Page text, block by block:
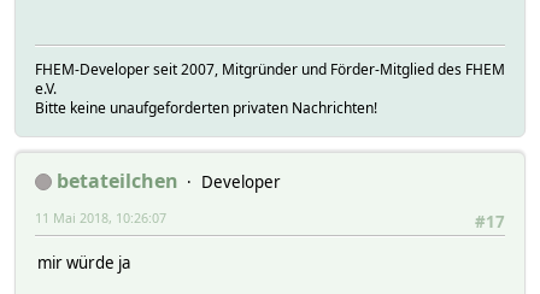
FHEM-Developer seit 2007, Mitgründer und Förder-Mitglied des FHEM
e.V.
Bitte keine unaufgeforderten privaten Nachrichten!
betateilchen
Developer
#17
11 Mai 2018, 10:26:07
mir würde ja